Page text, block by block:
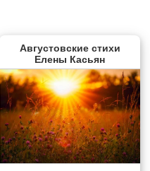
Августовские стихи
Елены Касьян